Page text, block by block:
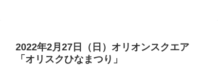
2022年2月27日（日）オリオンスクエア
「オリスクひなまつり」